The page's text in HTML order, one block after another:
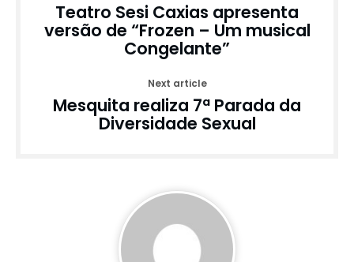
Teatro Sesi Caxias apresenta
versão de “Frozen – Um musical
Congelante”
Next article
Mesquita realiza 7ª Parada da
Diversidade Sexual